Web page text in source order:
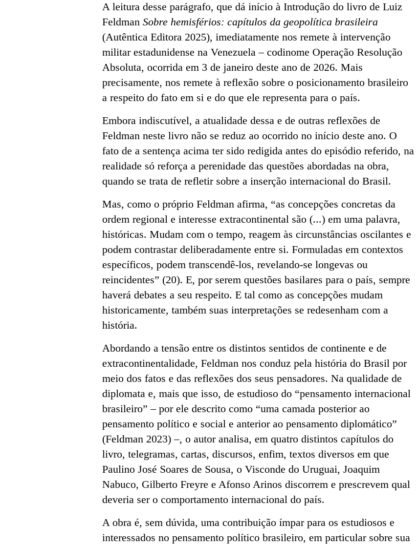
A leitura desse parágrafo, que dá início à Introdução do livro de Luiz
Feldman Sobre hemisférios: capítulos da geopolítica brasileira
(Autêntica Editora 2025), imediatamente nos remete à intervenção
militar estadunidense na Venezuela – codinome Operação Resolução
Absoluta, ocorrida em 3 de janeiro deste ano de 2026. Mais
precisamente, nos remete à reflexão sobre o posicionamento brasileiro
a respeito do fato em si e do que ele representa para o país.
Embora indiscutível, a atualidade dessa e de outras reflexões de
Feldman neste livro não se reduz ao ocorrido no início deste ano. O
fato de a sentença acima ter sido redigida antes do episódio referido, na
realidade só reforça a perenidade das questões abordadas na obra,
quando se trata de refletir sobre a inserção internacional do Brasil.
Mas, como o próprio Feldman afirma, “as concepções concretas da
ordem regional e interesse extracontinental são (...) em uma palavra,
históricas. Mudam com o tempo, reagem às circunstâncias oscilantes e
podem contrastar deliberadamente entre si. Formuladas em contextos
específicos, podem transcendê-los, revelando-se longevas ou
reincidentes” (20). E, por serem questões basilares para o país, sempre
haverá debates a seu respeito. E tal como as concepções mudam
historicamente, também suas interpretações se redesenham com a
história.
Abordando a tensão entre os distintos sentidos de continente e de
extracontinentalidade, Feldman nos conduz pela história do Brasil por
meio dos fatos e das reflexões dos seus pensadores. Na qualidade de
diplomata e, mais que isso, de estudioso do “pensamento internacional
brasileiro” –por ele descrito como “uma camada posterior ao
pensamento político e social e anterior ao pensamento diplomático”
(Feldman 2023)–, o autor analisa, em quatro distintos capítulos do
livro, telegramas, cartas, discursos, enfim, textos diversos em que
Paulino José Soares de Sousa, o Visconde do Uruguai, Joaquim
Nabuco, Gilberto Freyre e Afonso Arinos discorrem e prescrevem qual
deveria ser o comportamento internacional do país.
A obra é, sem dúvida, uma contribuição ímpar para os estudiosos e
interessados no pensamento político brasileiro, em particular sobre sua